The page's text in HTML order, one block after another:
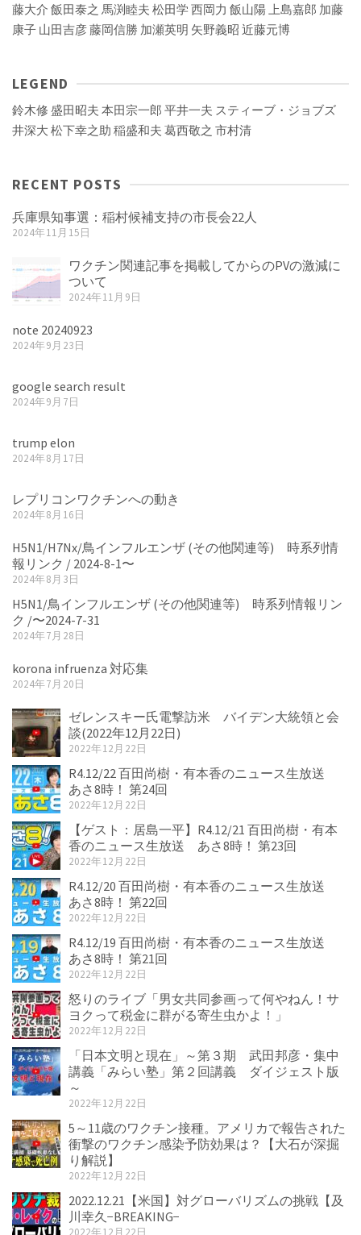
藤大介 飯田泰之 馬渕睦夫 松田学 西岡力 飯山陽上島嘉郎 加藤
康子 山田吉彦藤岡信勝 加瀬英明 矢野義昭 近藤元博
LEGEND
鈴木修 盛田昭夫 本田宗一郎 平井一夫 スティーブ・ジョブズ
井深大 松下幸之助 稲盛和夫 葛西敬之 市村清
RECENT POSTS
兵庫県知事選：稲村候補支持の市長会22人
2024年11月15日
ワクチン関連記事を掲載してからのPVの激減に
ついて
2024年11月9日
note 20240923
2024年9月23日
google search result
2024年9月7日
trump elon
2024年8月17日
レプリコンワクチンへの動き
2024年8月16日
H5N1/H7Nx/鳥インフルエンザ (その他関連等) 時系列情
報リンク / 2024-8-1〜
2024年8月3日
H5N1/鳥インフルエンザ (その他関連等) 時系列情報リン
ク /〜2024-7-31
2024年7月28日
korona infruenza 対応集
2024年7月20日
ゼレンスキー氏電撃訪米 バイデン大統領と会
談(2022年12月22日)
2022年12月22日
R4.12/22 百田尚樹・有本香のニュース生放送
あさ8時！ 第24回
2022年12月22日
【ゲスト：居島一平】R4.12/21 百田尚樹・有本
香のニュース生放送 あさ8時！ 第23回
2022年12月22日
R4.12/20 百田尚樹・有本香のニュース生放送
あさ8時！ 第22回
2022年12月22日
R4.12/19 百田尚樹・有本香のニュース生放送
あさ8時！ 第21回
2022年12月22日
怒りのライブ「男女共同参画って何やねん！サ
ヨクって税金に群がる寄生虫かよ！」
2022年12月22日
「日本文明と現在」～第３期 武田邦彦・集中
講義「みらい塾」第２回講義 ダイジェスト版
～
2022年12月22日
5～11歳のワクチン接種。アメリカで報告された
衝撃のワクチン感染予防効果は？【大石が深掘
り解説】
2022年12月22日
2022.12.21【米国】対グローバリズムの挑戦【及
川幸久−BREAKING−
2022年12月22日